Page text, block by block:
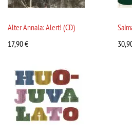
Alter Annala: Alert! (CD)
17,90€